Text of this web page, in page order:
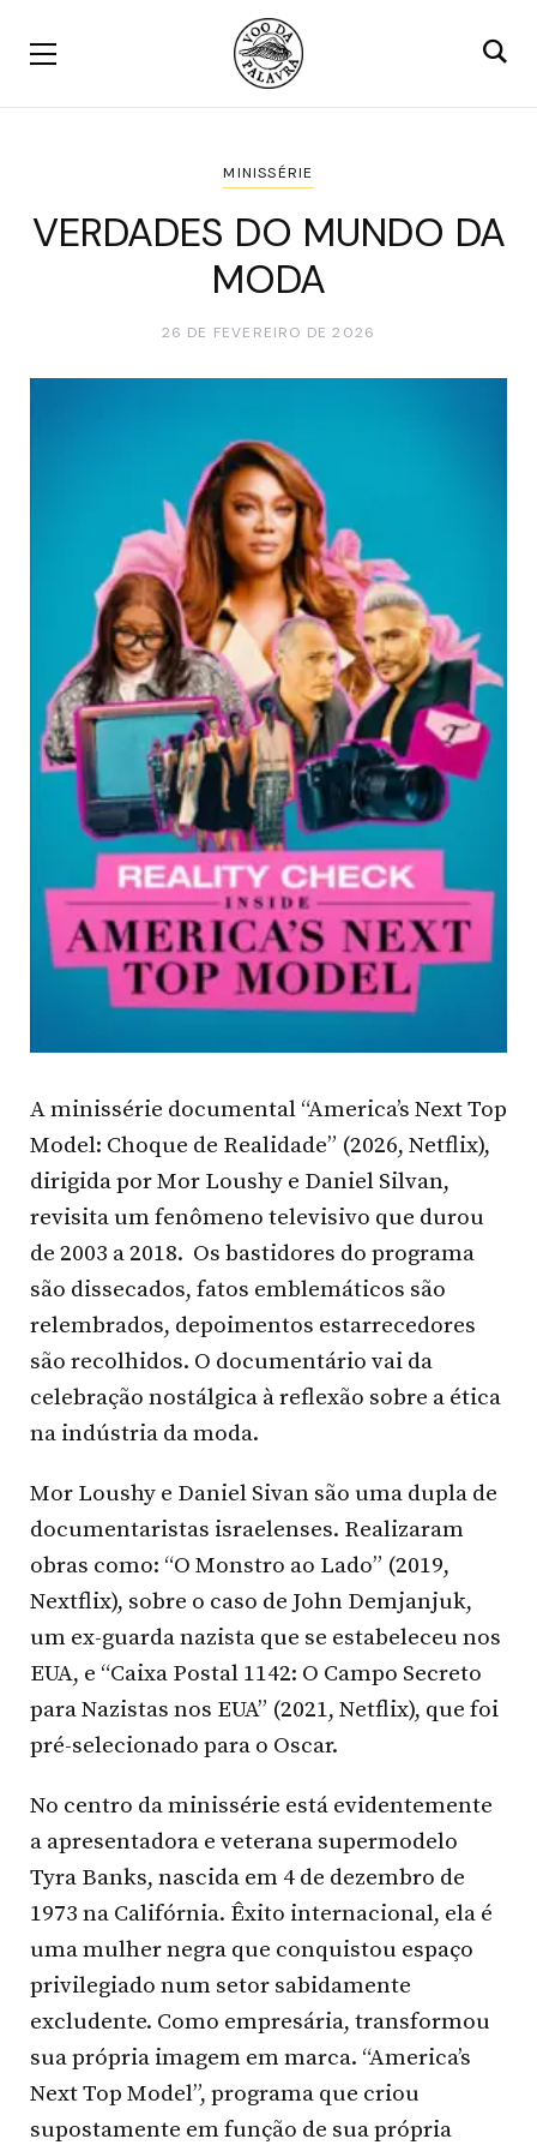
MINISSÉRIE
VERDADES DO MUNDO DA
MODA
26 DE FEVEREIRO DE 2026
A minissérie documental “America’s Next Top
Model: Choque de Realidade” (2026, Netflix),
dirigida por Mor Loushy e Daniel Silvan,
revisita um fenômeno televisivo que durou
de 2003 a 2018. Os bastidores do programa
são dissecados, fatos emblemáticos são
relembrados, depoimentos estarrecedores
são recolhidos. O documentário vai da
celebração nostálgica à reflexão sobre a ética
na indústria da moda.
Mor Loushy e Daniel Sivan são uma dupla de
documentaristas israelenses. Realizaram
obras como: “O Monstro ao Lado” (2019,
Nextflix), sobre o caso de John Demjanjuk,
um ex-guarda nazista que se estabeleceu nos
EUA, e “Caixa Postal 1142: O Campo Secreto
para Nazistas nos EUA” (2021, Netflix), que foi
pré-selecionado para o Oscar.
No centro da minissérie está evidentemente
a apresentadora e veterana supermodelo
Tyra Banks, nascida em 4 de dezembro de
1973 na Califórnia. Êxito internacional, ela é
uma mulher negra que conquistou espaço
privilegiado num setor sabidamente
excludente. Como empresária, transformou
sua própria imagem em marca. “America’s
Next Top Model”, programa que criou
supostamente em função de sua própria